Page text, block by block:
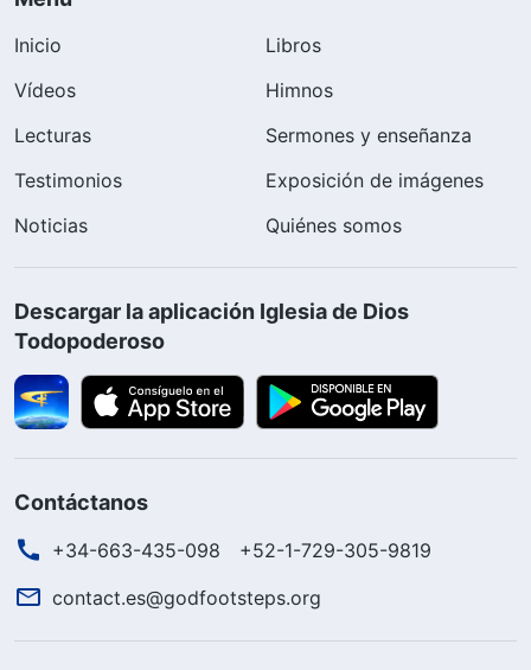
Inicio
Libros
Vídeos
Himnos
Lecturas
Sermones y enseñanza
Testimonios
Exposición de imágenes
Noticias
Quiénes somos
Descargar la aplicación Iglesia de Dios
Todopoderoso
Contáctanos
+34-663-435-098
+52-1-729-305-9819
contact.es@godfootsteps.org